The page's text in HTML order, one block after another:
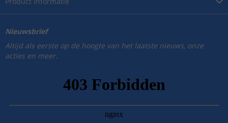
Nieuwsbrief
Altijd als eerste op de hoogte van het laatste nieuws, onze
acties en meer.